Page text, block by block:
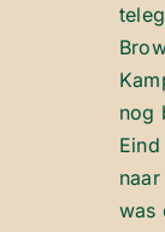
nog
was